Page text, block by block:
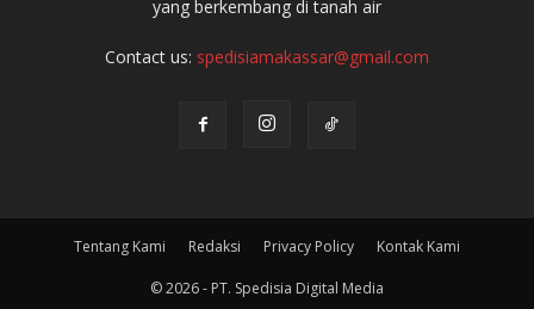
yang berkembang di tanah air
Contact us: spedisiamakassar@gmail.com
Tentang Kami Redaksi Privacy Policy Kontak Kami
© 2026 - PT. Spedisia Digital Media